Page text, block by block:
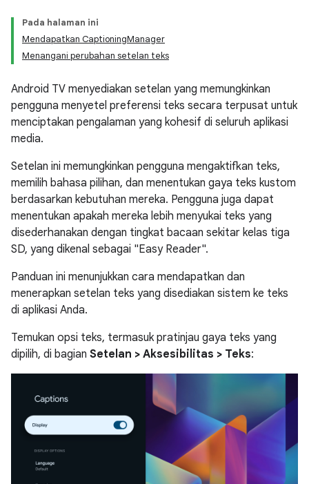
Pada halaman ini
Mendapatkan CaptioningManager
Menangani perubahan setelan teks
Android TV menyediakan setelan yang memungkinkan
pengguna menyetel preferensi teks secara terpusat untuk
menciptakan pengalaman yang kohesif di seluruh aplikasi
media.
Setelan ini memungkinkan pengguna mengaktifkan teks,
memilih bahasa pilihan, dan menentukan gaya teks kustom
berdasarkan kebutuhan mereka. Pengguna juga dapat
menentukan apakah mereka lebih menyukai teks yang
disederhanakan dengan tingkat bacaan sekitar kelas tiga
SD, yang dikenal sebagai "Easy Reader".
Panduan ini menunjukkan cara mendapatkan dan
menerapkan setelan teks yang disediakan sistem ke teks
di aplikasi Anda.
Temukan opsi teks, termasuk pratinjau gaya teks yang
dipilih, di bagian Setelan > Aksesibilitas > Teks: